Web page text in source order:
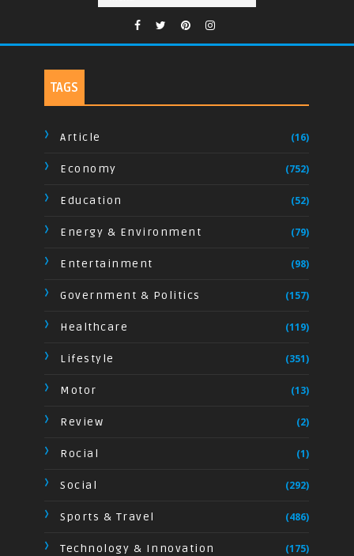
TAGS
Article (16)
Economy (752)
Education (52)
Energy & Environment (79)
Entertainment (98)
Government & Politics (157)
Healthcare (119)
Lifestyle (351)
Motor (13)
Review (2)
Rocial (1)
Social (292)
Sports & Travel (486)
Technology & Innovation (175)